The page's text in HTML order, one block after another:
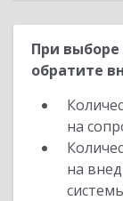
При
обратите
на
на